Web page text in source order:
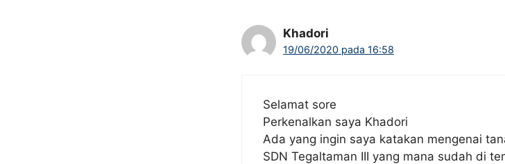
Khadori
19/06/2020 pada 16:58
Selamat sore
Perkenalkan saya Khadori
Ada yang ingin saya katakan mengenai
SDN Tegaltaman III yang mana sudah di